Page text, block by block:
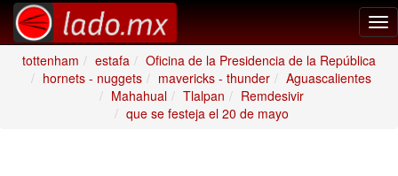
tottenham
estafa
Oficina de la Presidencia de la República
hornets - nuggets
mavericks - thunder
Aguascalientes
Mahahual
Tlalpan
Remdesivir
que se festeja el 20 de mayo